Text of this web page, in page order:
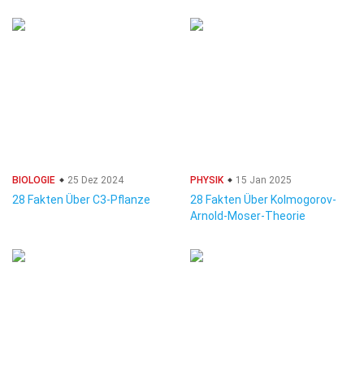
BIOLOGIE 25 Dez 2024
28 Fakten Über C3-Pflanze
PHYSIK 15 Jan 2025
28 Fakten Über Kolmogorov-
Arnold-Moser-Theorie